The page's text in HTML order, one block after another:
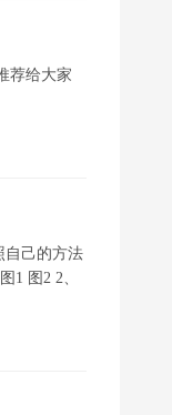
荐给大家
自己的方法
1 图2 2、